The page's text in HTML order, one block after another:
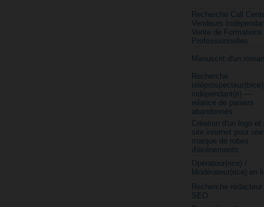
Recherche Call
Vendeurs
Vente de Formations
Professionnelles
Manuscrit d'un roman
Recherche
téléprospecteur(trice)
indépendant(e) —
relance de paniers
abandonnés
Création d'un logo et
site internet pour une
marque de robes
d'évènements
Opérateur(rice) /
Modérateur(rice) en
Recherche rédacteur
SEO